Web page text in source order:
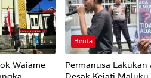
Waiame
Berita
Permanusa Lakukan